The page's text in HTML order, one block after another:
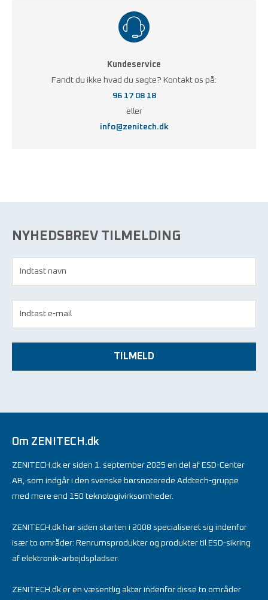
Kundeservice
Fandt du ikke hvad du søgte? Kontakt os på:
96 17 08 18
eller
info@zenitech.dk
NYHEDSBREV TILMELDING
TILMELD
Om ZENITECH.dk
ZENITECH.dk er siden 1. september 2025 en del af ESD-Center
AB, som indgår i den svenske børsnoterede Addtech-gruppe
med mere end 150 teknologivirksomheder.
ZENITECH.dk har siden starten i 2008 specialiseret sig indenfor
især to områder: Renrumsprodukter og produkter til ESD-sikring
af elektronik-arbejdspladser.
ZENITECH.dk er en væsentlig aktør indenfor disse to områder